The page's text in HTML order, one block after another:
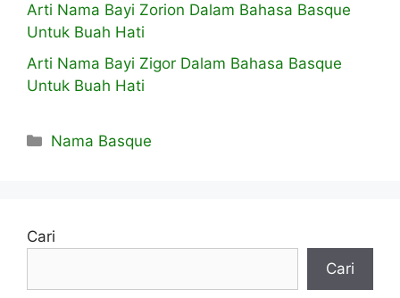
Arti Nama Bayi Zorion Dalam Bahasa Basque
Untuk Buah Hati
Arti Nama Bayi Zigor Dalam Bahasa Basque
Untuk Buah Hati
Kategori
Nama Basque
Cari
Cari